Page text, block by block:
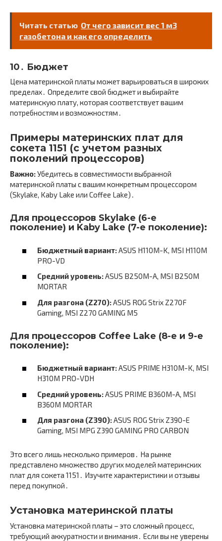
Читать статью От чего зависит вес 1 м3
газобетона и как его определить
10․ Бюджет
Цена материнской платы может варьироваться в широких
пределах․ Определите свой бюджет и выбирайте
материнскую плату, которая соответствует вашим
потребностям и возможностям․
Примеры материнских плат для
сокета 1151 (с учетом разных
поколений процессоров)
Важно:Убедитесь в совместимости выбранной
материнской платы с вашим конкретным процессором
(Skylake, Kaby Lake или Coffee Lake)․
Для процессоров Skylake (6-е
поколение) и Kaby Lake (7-е поколение):
Бюджетный вариант:ASUS H110M-K, MSI H110M
PRO-VD
Средний уровень:ASUS B250M-A, MSI B250M
MORTAR
Для разгона (Z270):ASUS ROG Strix Z270F
Gaming, MSI Z270 GAMING M5
Для процессоров Coffee Lake (8-е и 9-е
поколение):
Бюджетный вариант:ASUS PRIME H310M-K, MSI
H310M PRO-VDH
Средний уровень:ASUS PRIME B360M-A, MSI
B360M MORTAR
Для разгона (Z390):ASUS ROG Strix Z390-E
Gaming, MSI MPG Z390 GAMING PRO CARBON
Это всего лишь несколько примеров․ На рынке
представлено множество других моделей материнских
плат для сокета 1151․ Изучите характеристики и отзывы
перед покупкой․
Установка материнской платы
Установка материнской платы – это сложный процесс,
требующий аккуратности и внимания․ Если вы не уверены